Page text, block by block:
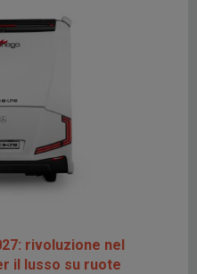
rivoluzione nel
il lusso su ruote